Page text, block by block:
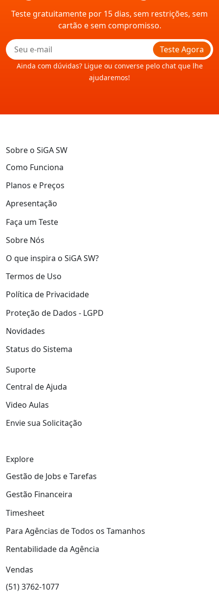
Teste gratuitamente por 15 dias, sem restrições, sem
cartão e sem compromisso.
Teste Agora
Ainda com dúvidas? Ligue ou converse pelo chat que lhe
ajudaremos!
Sobre o SiGA SW
Como Funciona
Planos e Preços
Apresentação
Faça um Teste
Sobre Nós
O que inspira o SiGA SW?
Termos de Uso
Política de Privacidade
Proteção de Dados - LGPD
Novidades
Status do Sistema
Suporte
Central de Ajuda
Video Aulas
Envie sua Solicitação
Explore
Gestão de Jobs e Tarefas
Gestão Financeira
Timesheet
Para Agências de Todos os Tamanhos
Rentabilidade da Agência
Vendas
(51) 3762-1077